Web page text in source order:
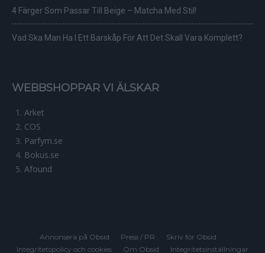
4 Färger Som Passar Till Beige – Matcha Med Stil!
Vad Ska Man Ha I Ett Barskåp För Att Det Skall Vara Komplett?
WEBBSHOPPAR VI ÄLSKAR
Arket
COS
Parfym.se
Bokus.se
Afound
Annonsera på Obsid Press / PR
Skriv för Obsid
Integritetspolicy och cookies
Om Obsid Integritetsinställningar